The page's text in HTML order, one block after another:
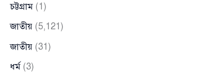
চট্টগ্রাম (1)
জাতীয় (5,121)
জাতীয় (31)
ধর্ম (3)